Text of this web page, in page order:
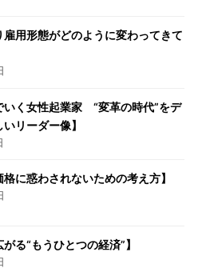
雇用形態がどのように変わってきて
いく女性起業家 “変革の時代”をデ
リーダー像】
格に惑わされないための考え方】
がる“もうひとつの経済”】